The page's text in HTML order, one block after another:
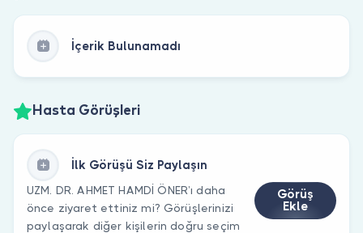
İçerik Bulunamadı
Hasta Görüşleri
İlk Görüşü Siz Paylaşın
UZM. DR. AHMET HAMDİ ÖNER’ı daha
önce ziyaret ettiniz mi? Görüşlerinizi
paylaşarak diğer kişilerin doğru seçim
Görüş
Ekle